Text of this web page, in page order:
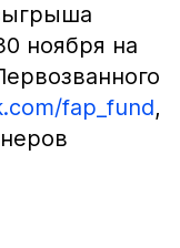
ноября на
fap_fund,